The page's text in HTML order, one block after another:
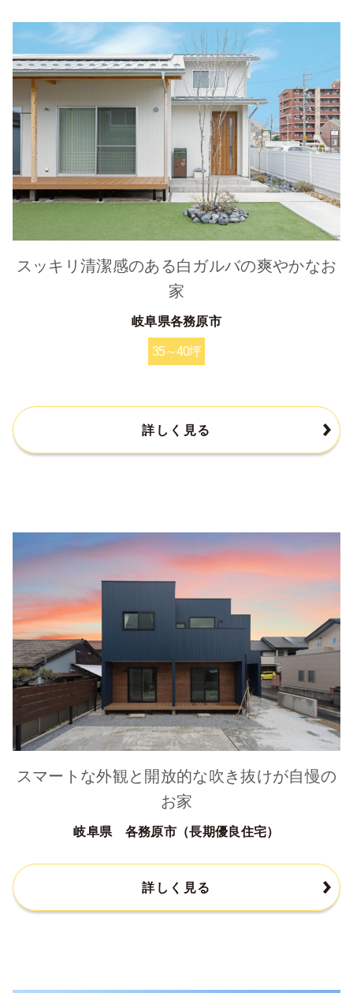
スッキリ清潔感のある白ガルバの爽やかなお
家
岐阜県各務原市
35～40坪
詳しく見る
スマートな外観と開放的な吹き抜けが自慢の
お家
岐阜県 各務原市（長期優良住宅）
詳しく見る